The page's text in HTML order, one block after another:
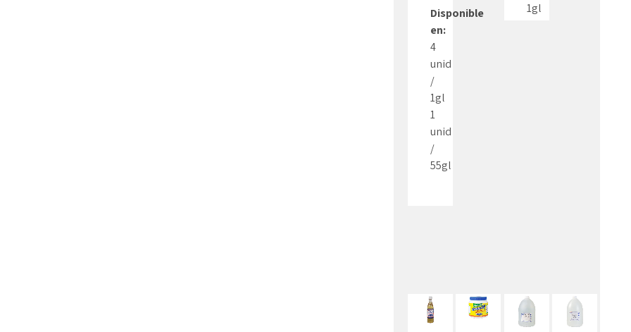
Disponible
en:
4
unid
/
1gl
1
unid
/
55gl
1gl